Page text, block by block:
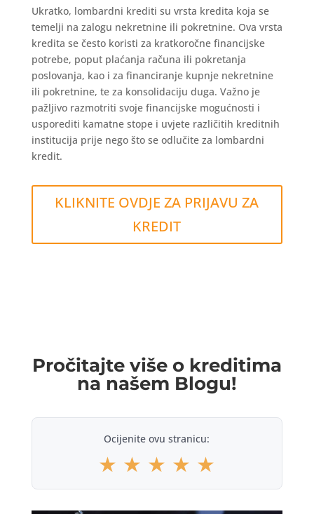
Ukratko, lombardni krediti su vrsta kredita koja se
temelji na zalogu nekretnine ili pokretnine. Ova vrsta
kredita se često koristi za kratkoročne financijske
potrebe, poput plaćanja računa ili pokretanja
poslovanja, kao i za financiranje kupnje nekretnine
ili pokretnine, te za konsolidaciju duga. Važno je
pažljivo razmotriti svoje financijske mogućnosti i
usporediti kamatne stope i uvjete različitih kreditnih
institucija prije nego što se odlučite za lombardni
kredit.
KLIKNITE OVDJE ZA PRIJAVU ZA
KREDIT
Pročitajte više o kreditima
na našem Blogu!
Ocijenite ovu stranicu:
★ ★ ★ ★ ★